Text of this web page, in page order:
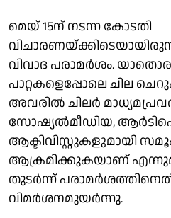
മെയ് 15ന് നടന്ന കോടതി
വിവാദ പരാമർശം.
പാറ്റകളെപ്പോലെ ചില
അവരിൽ ചിലർ
സോഷ്യൽമീഡിയ,
ആക്ടിവിസ്റ്റുകളുമായി
ആക്രമിക്കുകയാണ്
തുടർന്ന്
വിമർശനമുയർന്നു.